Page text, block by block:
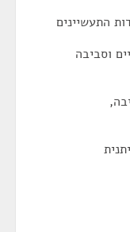
התעשיינים
וסביבה